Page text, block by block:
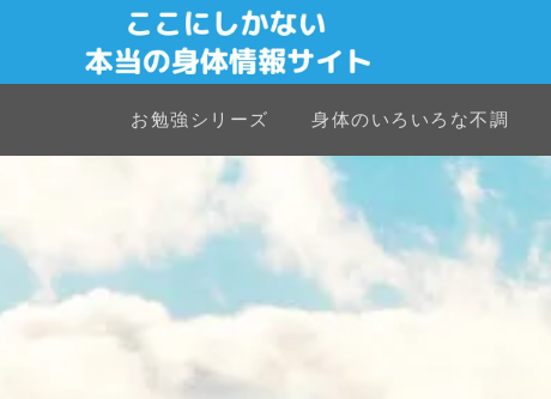
お勉強シリーズ 身体のいろいろな不調